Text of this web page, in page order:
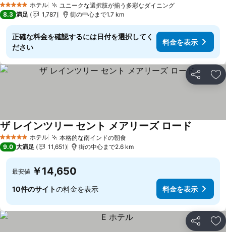
5 ホテルのランク
ホテル ユニークな選択肢が揃う多彩なダイニング
8.3 満足 1,787 街の中心まで1.7 km
正確な料金を確認するには日付を選択してく
ださい
料金を表示
シェア お
5 ホテルのランク
ホテル 本格的な南インドの朝食
ザ レインツリー セント メアリーズ ロード
9.0 大満足 11,651 街の中心まで2.6 km
最安値 ￥14,650
10件のサイトの料金を表示 料金を表示
シェア お